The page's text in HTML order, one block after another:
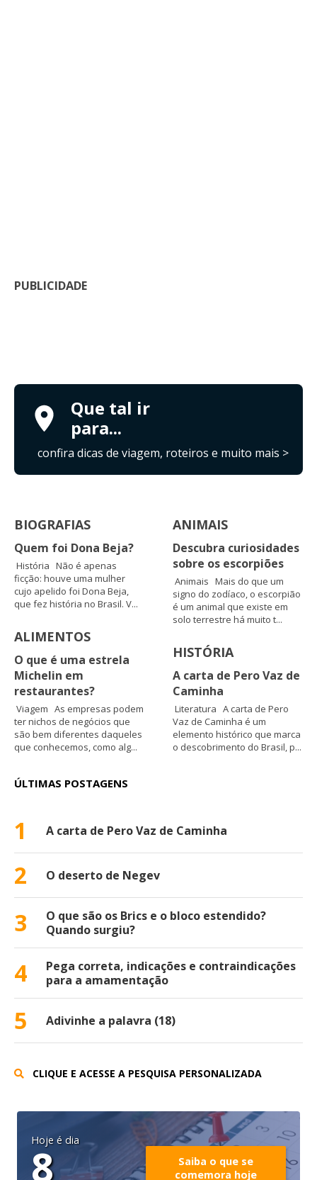
PUBLICIDADE
Que tal ir
para...
confira dicas de viagem, roteiros e muito mais >
BIOGRAFIAS
Quem foi Dona Beja?
História Não é apenas
ficção: houve uma mulher
cujo apelido foi Dona Beja,
que fez história no Brasil. V...
ALIMENTOS
O que é uma estrela
Michelin em
restaurantes?
Viagem As empresas podem
ter nichos de negócios que
são bem diferentes daqueles
que conhecemos, como alg...
ANIMAIS
Descubra curiosidades
sobre os escorpiões
Animais Mais do que um
signo do zodíaco, o escorpião
é um animal que existe em
solo terrestre há muito t...
HISTÓRIA
A carta de Pero Vaz de
Caminha
Literatura A carta de Pero
Vaz de Caminha é um
elemento histórico que marca
o descobrimento do Brasil, p...
ÚLTIMAS POSTAGENS
1 A carta de Pero Vaz de Caminha
2 O deserto de Negev
3
O que são os Brics e o bloco estendido?
Quando surgiu?
4
Pega correta, indicações e contraindicações
para a amamentação
5 Adivinhe a palavra (18)
CLIQUE E ACESSE A PESQUISA PERSONALIZADA
Hoje é dia
8
Saiba o que se
comemora hoje